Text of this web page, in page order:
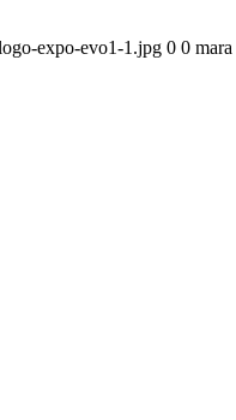
expo-evo1-1.jpg 0 0 mara